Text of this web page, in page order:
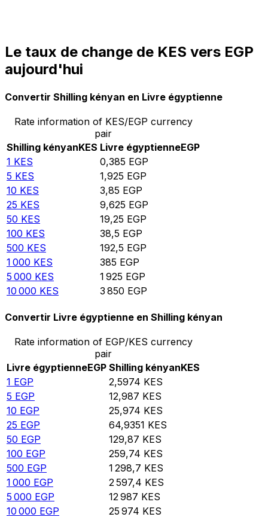
Le taux de change de KES vers EGP
aujourd'hui
Convertir Shilling kényan en Livre égyptienne
Rate information of KES/EGP currency
pair
Shilling kényanKES Livre égyptienneEGP
1 KES 0,385 EGP
5 KES 1,925 EGP
10 KES 3,85 EGP
25 KES 9,625 EGP
50 KES 19,25 EGP
100 KES 38,5 EGP
500 KES 192,5 EGP
1 000 KES 385 EGP
5 000 KES 1 925 EGP
10 000 KES 3 850 EGP
Convertir Livre égyptienne en Shilling kényan
Rate information of EGP/KES currency
pair
Livre égyptienneEGP Shilling kényanKES
1 EGP 2,5974 KES
5 EGP 12,987 KES
10 EGP 25,974 KES
25 EGP 64,9351 KES
50 EGP 129,87 KES
100 EGP 259,74 KES
500 EGP 1 298,7 KES
1 000 EGP 2 597,4 KES
5 000 EGP 12 987 KES
10 000 EGP 25 974 KES